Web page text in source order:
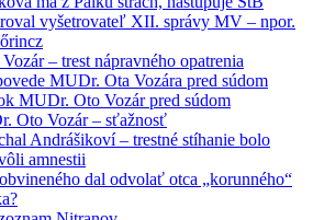
vyšetrovateľ XII. správy MV – npor.
– trest nápravného opatrenia
MUDr. Ota Vozára pred súdom
MUDr. Oto Vozár pred súdom
Oto Vozár – sťažnosť
Andrášikoví – trestné stíhanie bolo
amnestii
dal odvolať otca „korunného“